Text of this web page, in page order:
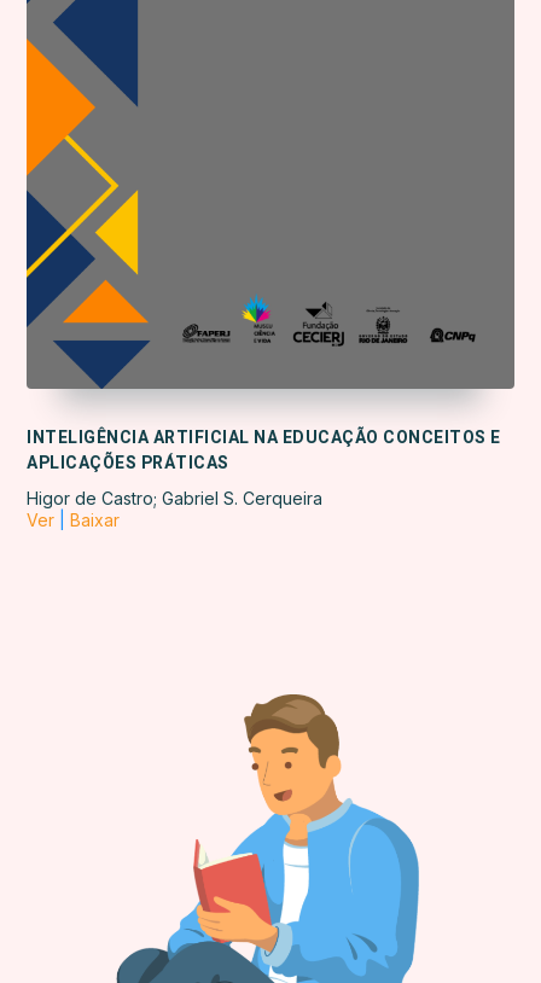
INTELIGÊNCIA ARTIFICIAL NA EDUCAÇÃO CONCEITOS E
APLICAÇÕES PRÁTICAS
Higor de Castro; Gabriel S. Cerqueira
Ver |Baixar